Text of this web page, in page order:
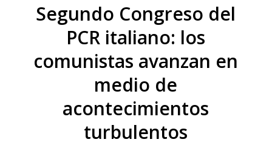
Segundo Congreso del
PCR italiano: los
comunistas avanzan en
medio de
acontecimientos
turbulentos